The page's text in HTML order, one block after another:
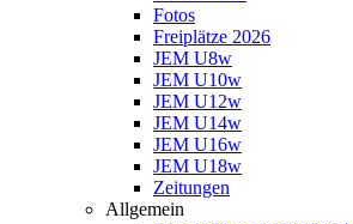
Fotos
Freiplätze 2026
JEM U8w
JEM U10w
JEM U12w
JEM U14w
JEM U16w
JEM U18w
Zeitungen
Allgemein